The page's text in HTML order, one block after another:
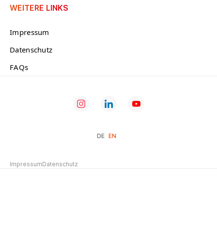
WEITERE LINKS
Impressum
Datenschutz
FAQs
DE EN
ImpressumDatenschutz